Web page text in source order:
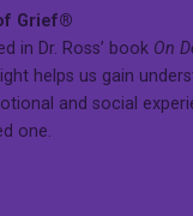
Grief®
in Dr. Ross’ book On
helps us gain
and social
one.